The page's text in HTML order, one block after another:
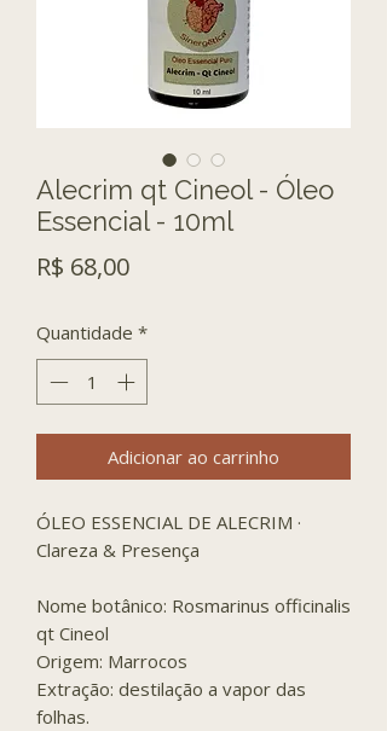
Alecrim qt Cineol - Óleo
Essencial - 10ml
R$ 68,00Preço
Quantidade *
Adicionar ao carrinho
ÓLEO ESSENCIAL DE ALECRIM ·
Clareza & Presença
Nome botânico: Rosmarinus officinalis
qt Cineol
Origem: Marrocos
Extração: destilação a vapor das
folhas.